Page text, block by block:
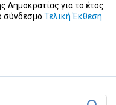
Δημοκρατίας για το έτος
σύνδεσμο Τελική Έκθεση